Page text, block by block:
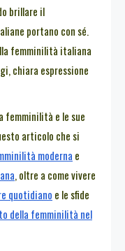
brillare il
portano con sé.
femminilità italiana
chiara espressione
femminilità e le sue
articolo che si
moderna e
, oltre a come vivere
quotidiano e le sfide
della femminilità nel